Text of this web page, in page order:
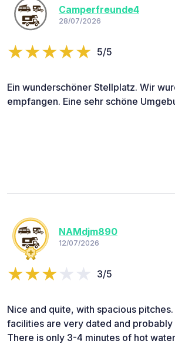
Camperfreunde4
28/07/2026
5/5
Ein wunderschöner Stellplatz. Wir
empfangen. Eine sehr schöne
NAMdjm890
12/07/2026
3/5
Nice and quite, with spacious
facilities are very dated and probably
There is only 3-4 minutes of hot